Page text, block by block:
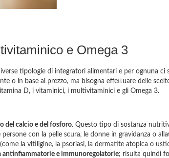
e Omega 3
tipologie di integratori alimentari e per ognuna
o in base al prezzo, ma bisogna effettuare delle
D, i vitaminici, i multivitaminici e gli Omega 3.
del calcio e del fosforo. Questo tipo di sostanza
con la pelle scura, le donne in gravidanza o
la vitiligine, la psoriasi, la dermatite atopica o
antinfiammatorie e immunoregolatorie; risulta quindi